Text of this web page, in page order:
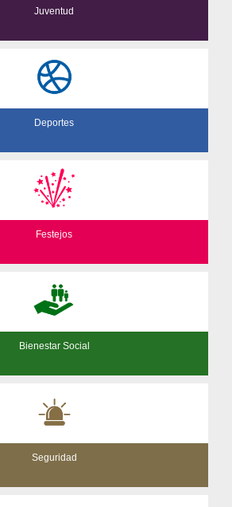
Juventud
Deportes
Festejos
Bienestar Social
Seguridad